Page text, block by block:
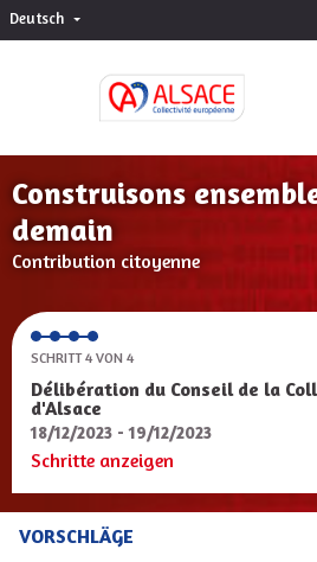
Deutsch Choisir la langue
Construisons
demain
Contribution citoyenne
SCHRITT 4 VON 4
Délibération du Conseil de la
d'Alsace
18/12/2023 - 19/12/2023
Schritte anzeigen
VORSCHLÄGE